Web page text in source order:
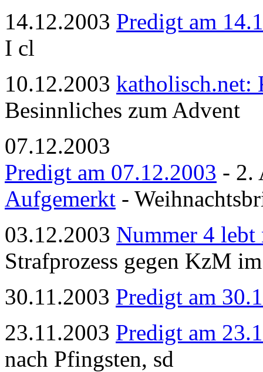
14.12.2003 Predigt am
I cl
10.12.2003 katholisch.net:
Besinnliches zum Advent
07.12.2003
Predigt am 07.12.2003 - 2.
Aufgemerkt -
03.12.2003 Nummer 4
Strafprozess gegen KzM
30.11.2003 Predigt am
23.11.2003 Predigt am
nach Pfingsten, sd